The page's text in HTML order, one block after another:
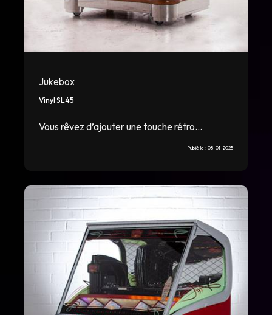
Jukebox
Vinyl SL45
Vous rêvez d’ajouter une touche rétro...
Publié le : 08-01-2025